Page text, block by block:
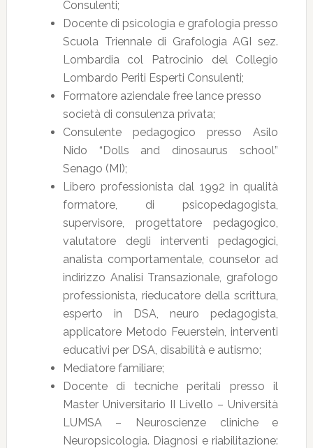
Consulenti;
Docente di psicologia e grafologia presso
Scuola Triennale di Grafologia AGI sez.
Lombardia col Patrocinio del Collegio
Lombardo Periti Esperti Consulenti;
Formatore aziendale free lance presso
società di consulenza privata;
Consulente pedagogico presso Asilo
Nido “Dolls and dinosaurus school”
Senago (MI);
Libero professionista dal 1992 in qualità
formatore, di psicopedagogista,
supervisore, progettatore pedagogico,
valutatore degli interventi pedagogici,
analista comportamentale, counselor ad
indirizzo Analisi Transazionale, grafologo
professionista, rieducatore della scrittura,
esperto in DSA, neuro pedagogista,
applicatore Metodo Feuerstein, interventi
educativi per DSA, disabilità e autismo;
Mediatore familiare;
Docente di tecniche peritali presso il
Master Universitario II Livello – Università
LUMSA – Neuroscienze cliniche e
Neuropsicologia. Diagnosi e riabilitazione: